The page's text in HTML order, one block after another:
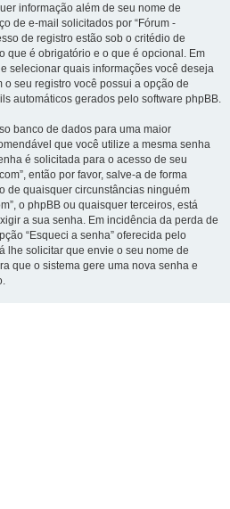
informação além de seu nome de
de e-mail solicitados por “Fórum -
de registro estão sob o critédio de
que é obrigatório e o que é opcional. Em
selecionar quais informações você deseja
seu registro você possui a opção de
automáticos gerados pelo software phpBB.
banco de dados para uma maior
que você utilize a mesma senha
é solicitada para o acesso de seu
então por favor, salve-a de forma
de quaisquer circunstâncias ninguém
o phpBB ou quaisquer terceiros, está
a sua senha. Em incidência da perda de
“Esqueci a senha” oferecida pelo
lhe solicitar que envie o seu nome de
que o sistema gere uma nova senha e